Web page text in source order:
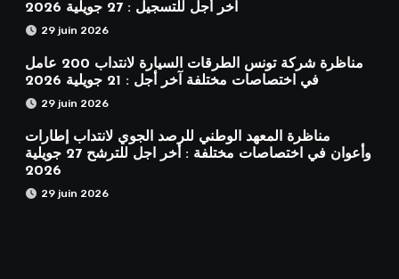
آخر أجل للتسجيل : 27 جويلية 2026
29 juin 2026
مناظرة شركة تونس الطرقات السيارة لانتداب 200 عامل
في اختصاصات مختلفة آخر أجل : 21 جويلية 2026
29 juin 2026
مناظرة المعهد الوطني للرصد الجوي لانتداب إطارات
وأعوان في اختصاصات مختلفة : أخر اجل للترشح 27 جويلية
2026
29 juin 2026